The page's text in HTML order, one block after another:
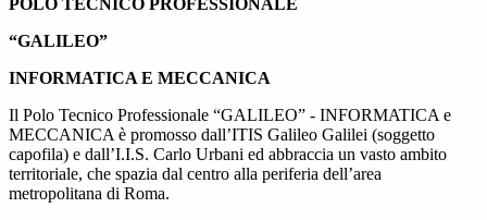
POLO TECNICO PROFESSIONALE
“GALILEO”
INFORMATICA E MECCANICA
Il Polo Tecnico Professionale “GALILEO” - INFORMATICA e
MECCANICA è promosso dall’ITIS Galileo Galilei (soggetto
capofila) e dall’I.I.S. Carlo Urbani ed abbraccia un vasto ambito
territoriale, che spazia dal centro alla periferia dell’area
metropolitana di Roma.